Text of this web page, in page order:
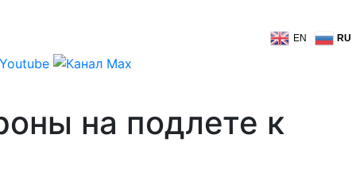
EN RU
на подлете к